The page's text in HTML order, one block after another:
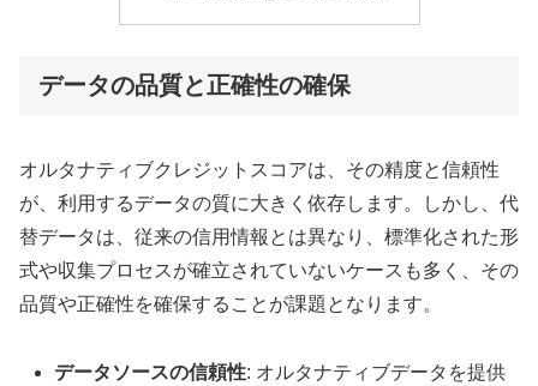
データの品質と正確性の確保
オルタナティブクレジットスコアは、その精度と信頼性
が、利用するデータの質に大きく依存します。しかし、代
替データは、従来の信用情報とは異なり、標準化された形
式や収集プロセスが確立されていないケースも多く、その
品質や正確性を確保することが課題となります。
データソースの信頼性: オルタナティブデータを提供